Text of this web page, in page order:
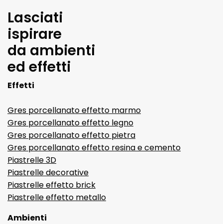
Lasciati
ispirare
da ambienti
ed effetti
Effetti
Gres porcellanato effetto marmo
Gres porcellanato effetto legno
Gres porcellanato effetto pietra
Gres porcellanato effetto resina e cemento
Piastrelle 3D
Piastrelle decorative
Piastrelle effetto brick
Piastrelle effetto metallo
Ambienti